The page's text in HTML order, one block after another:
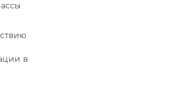
в